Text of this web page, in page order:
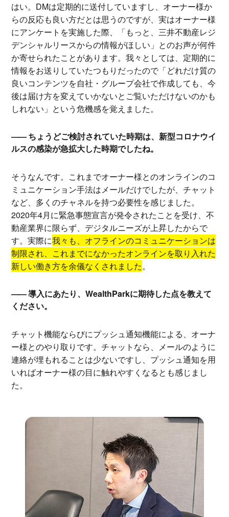
はい。DMは定期的に送付していますし、オーナー様か
らの反応も良い方だとは思うのですが、実はオーナー様
にアンケートを実施した際、「もっと、三井不動産レジ
デンシャルリースからの情報がほしい」とのお声が何件
か寄せられたことがあります。我々としては、定期的に
情報をお送りしていたつもりだったので「どれだけ質の
良いコンテンツを自社・グループ会社で作成しても、今
後は届け方を変えていかないとご覧いただけないのかも
しれない」という危機感を覚えました。
ちょうどご検討されていた時期は、新型コロナウイ
ルスの感染が急拡大した時期でしたね。
そうなんです。これまでオーナー様とのオンラインのコ
ミュニケーション手法はメールだけでしたが、チャット
など、多くのチャネルを持つ必要性を感じました。
2020年4月に緊急事態宣言が発令されたことを受け、不
動産業界に限らず、デジタルニーズが上昇したからで
す。実際に我々も、オフラインのコミュニケーションは
制限され、これまでになかったオンラインを取り入れた
新しい働き方を余儀なくされました。
導入にあたり、WealthParkに期待した点を教えて
ください。
チャット機能ならびにプッシュ通知機能による、オーナ
ー様とのやり取りです。チャットなら、メールのように
連絡が埋もれることは少ないですし、プッシュ通知を用
いればオーナー様の目に触れやすくなるとも感じまし
た。